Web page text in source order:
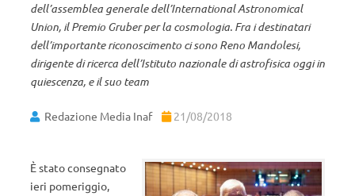
dell’assemblea generale dell’International Astronomical
Union, il Premio Gruber per la cosmologia. Fra i destinatari
dell’importante riconoscimento ci sono Reno Mandolesi,
dirigente di ricerca dell’Istituto nazionale di astrofisica oggi in
quiescenza, e il suo team
Redazione Media Inaf 21/08/2018
È stato consegnato
ieri pomeriggio,